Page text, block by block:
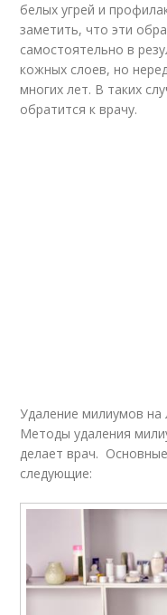
белых угрей и
заметить, что эти
самостоятельно в
кожных слоев, но
многих лет. В таких
обратится к врачу.
Удаление милиумов на
Методы удаления
делает врач.
следующие: